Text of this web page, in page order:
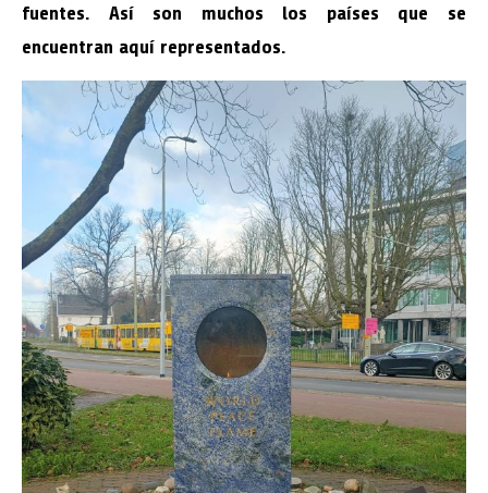
fuentes. Así son muchos los países que se
encuentran aquí representados.